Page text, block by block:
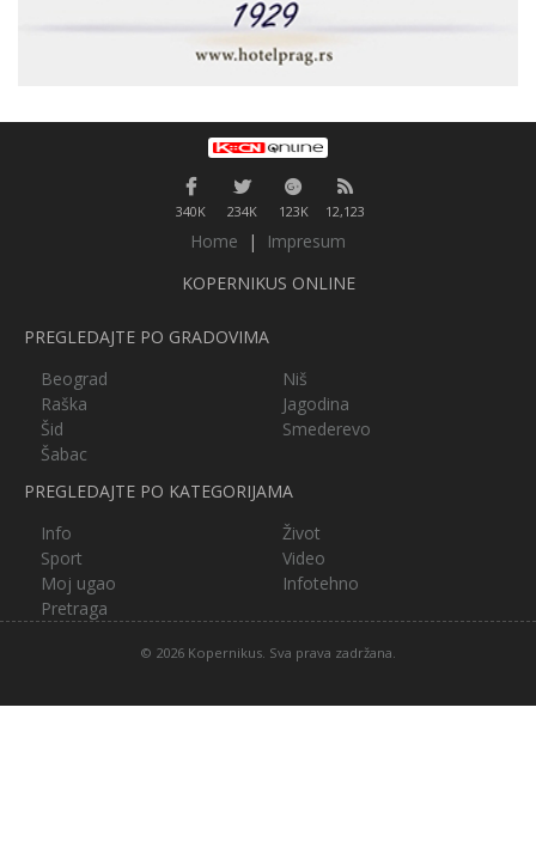
340K 234K 123K 12,123
Home |
Impresum
KOPERNIKUS ONLINE
PREGLEDAJTE PO GRADOVIMA
Beograd
Niš
Raška
Jagodina
Šid
Smederevo
Šabac
PREGLEDAJTE PO KATEGORIJAMA
Info
Život
Sport
Video
Moj ugao
Infotehno
Pretraga
© 2026 Kopernikus. Sva prava zadržana.